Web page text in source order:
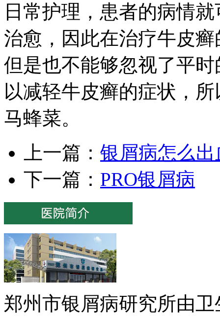
日常护理，患者的病情
治愈，因此在治疗牛皮
但是也不能够忽视了平
以减轻牛皮癣的症状，
马蜂菜。
上一篇： 银屑病怎么出
下一篇： PRO银屑病
郑州市银屑病研究所由